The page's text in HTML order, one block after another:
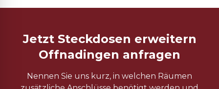
Jetzt Steckdosen erweitern
Offnadingen anfragen
Nennen Sie uns kurz, in welchen Räumen